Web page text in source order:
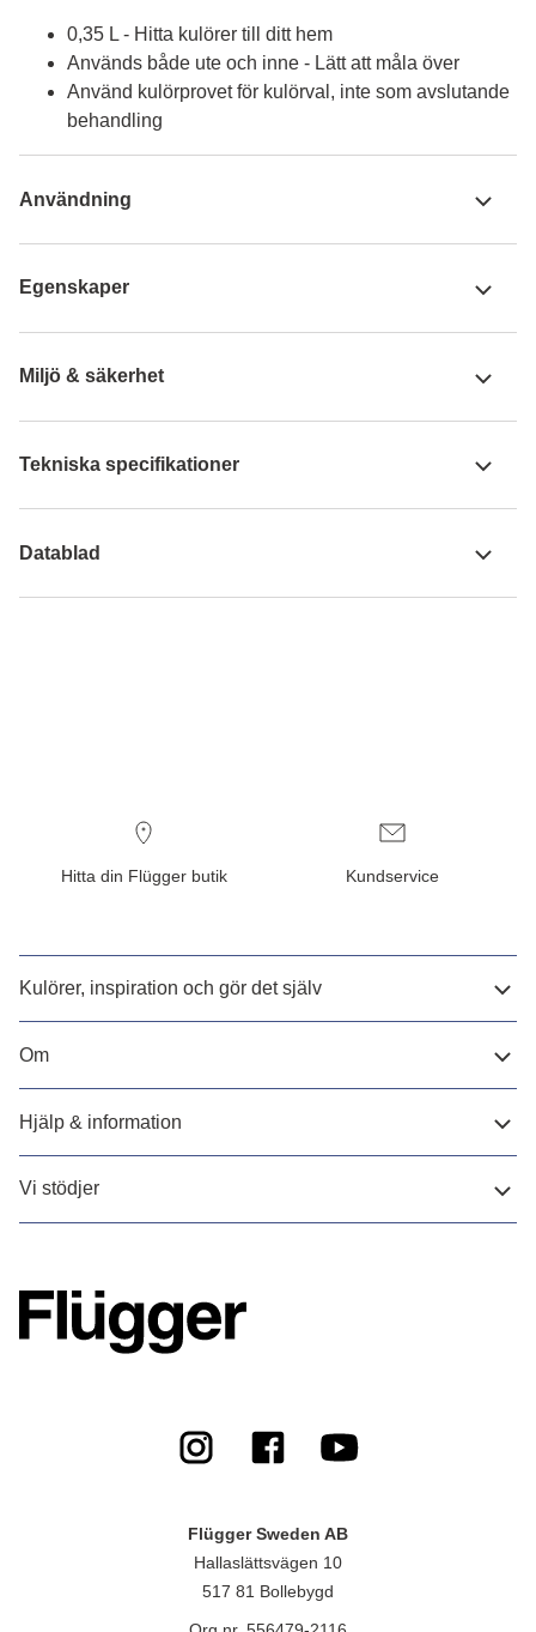
0,35 L - Hitta kulörer till ditt hem
Används både ute och inne - Lätt att måla över
Använd kulörprovet för kulörval, inte som avslutande
behandling
Användning
Egenskaper
Miljö & säkerhet
Tekniska specifikationer
Datablad
Hitta din Flügger butik Kundservice
Kulörer, inspiration och gör det själv
Om
Hjälp & information
Vi stödjer
Flügger Sweden AB
Hallaslättsvägen 10
517 81 Bollebygd